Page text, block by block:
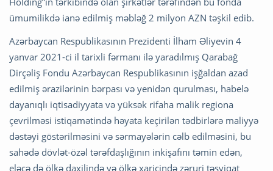
ümumilikdə ianə edilmiş məbləğ 2 milyon AZN təşkil edib.
Azərbaycan Respublikasının Prezidenti İlham Əliyevin 4
yanvar 2021-ci il tarixli fərmanı ilə yaradılmış Qarabağ
Dirçəliş Fondu Azərbaycan Respublikasının işğaldan azad
edilmiş ərazilərinin bərpası və yenidən qurulması, habelə
dayanıqlı iqtisadiyyata və yüksək rifaha malik regiona
çevrilməsi istiqamətində həyata keçirilən tədbirlərə maliyyə
dəstəyi göstərilməsini və sərmayələrin cəlb edilməsini, bu
sahədə dövlət-özəl tərəfdaşlığının inkişafını təmin edən,
eləcə də ölkə daxilində və ölkə xaricində zəruri təşviqat